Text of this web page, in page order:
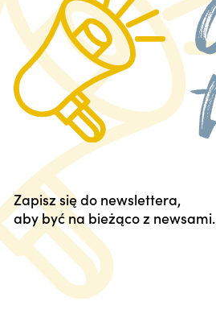
Zapisz się do newslettera,
aby być na bieżąco z newsami.